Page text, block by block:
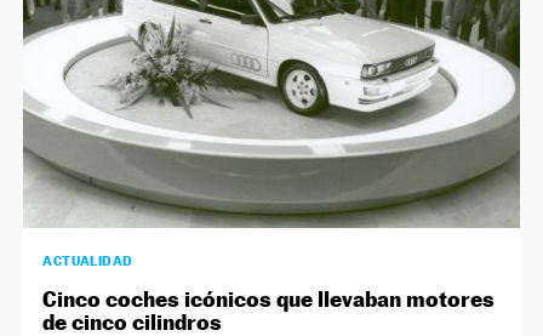
ACTUALIDAD
Cinco coches icónicos que llevaban motores
de cinco cilindros